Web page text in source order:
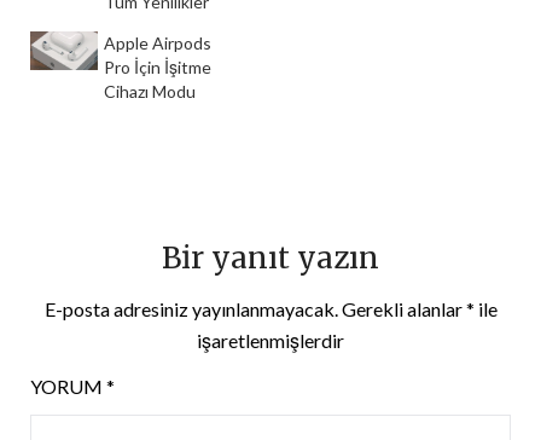
Apple Airpods
Pro İçin İşitme
Cihazı Modu
Bir yanıt yazın
E-posta adresiniz yayınlanmayacak.Gerekli alanlar* ile
işaretlenmişlerdir
YORUM *